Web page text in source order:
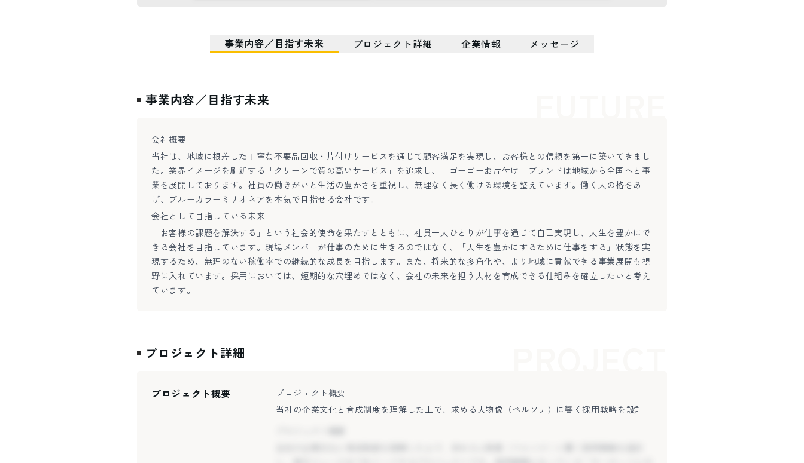
事業内容／目指す未来 プロジェクト詳細 企業情報 メッセージ
事業内容／目指す未来
会社概要
当社は、地域に根差した丁寧な不要品回収・片付けサービスを通じて顧客満足を実現し、お客様との信頼を第一に築いてきまし
た。業界イメージを刷新する「クリーンで質の高いサービス」を追求し、「ゴーゴーお片付け」ブランドは地域から全国へと事
業を展開しております。社員の働きがいと生活の豊かさを重視し、無理なく長く働ける環境を整えています。働く人の格をあ
げ、ブルーカラーミリオネアを本気で目指せる会社です。
会社として目指している未来
「お客様の課題を解決する」という社会的使命を果たすとともに、社員一人ひとりが仕事を通じて自己実現し、人生を豊かにで
きる会社を目指しています。現場メンバーが仕事のために生きるのではなく、「人生を豊かにするために仕事をする」状態を実
現するため、無理のない稼働率での継続的な成長を目指します。また、将来的な多角化や、より地域に貢献できる事業展開も視
野に入れています。採用においては、短期的な穴埋めではなく、会社の未来を担う人材を育成できる仕組みを確立したいと考え
ています。
プロジェクト詳細
プロジェクト概要
プロジェクト概要
当社の企業文化と育成制度を理解した上で、求める人物像（ペルソナ）に響く採用戦略を設計
ミスマッチ解消」「応募数の質の向上」「採用フローの最適化」に焦点を当て、特にノンペイド
施策（リファラル推進、採用コンテンツの強化など）を中心とした「コスト効率が高く、持続可